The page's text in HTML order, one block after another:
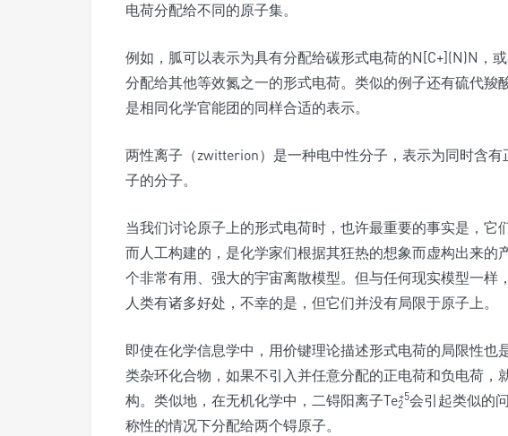
电荷分配给不同的原子集。
例如，胍可以表示为具有分配给碳形式电荷的N[C+](N)N，
分配给其他等效氮之一的形式电荷。类似的例子还有硫代羧
是相同化学官能团的同样合适的表示。
两性离子（zwitterion）是一种电中性分子，表示为同时含
子的分子。
当我们讨论原子上的形式电荷时，也许最重要的事实是，它
而人工构建的，是化学家们根据其狂热的想象而虚构出来的
个非常有用、强大的宇宙离散模型。但与任何现实模型一样
人类有诸多好处，不幸的是，但它们并没有局限于原子上。
即使在化学信息学中，用价键理论描述形式电荷的局限性也
类杂环化合物，如果不引入并任意分配的正电荷和负电荷，
构。类似地，在无机化学中，二锝阳离子Te2
+5会引起类似的
称性的情况下分配给两个锝原子。